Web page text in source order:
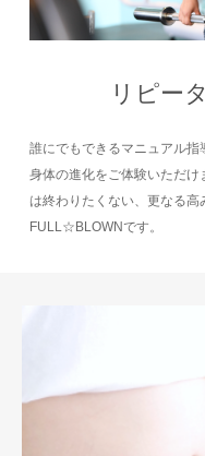
リピー
誰にでもできるマニュアル指
身体の進化をご体験いただ
は終わりたくない、更なる
FULL☆BLOWNです。